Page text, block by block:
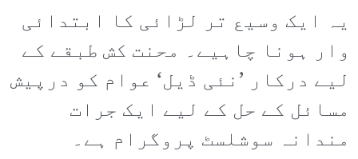
یہ ایک وسیع تر لڑائی کا ابتدائی
وار ہونا چاہیے۔ محنت کش طبقے کے
لیے درکار ’نئی ڈیل‘ عوام کو درپیش
مسائل کے حل کے لیے ایک جرات
مندانہ سوشلسٹ پروگرام ہے۔